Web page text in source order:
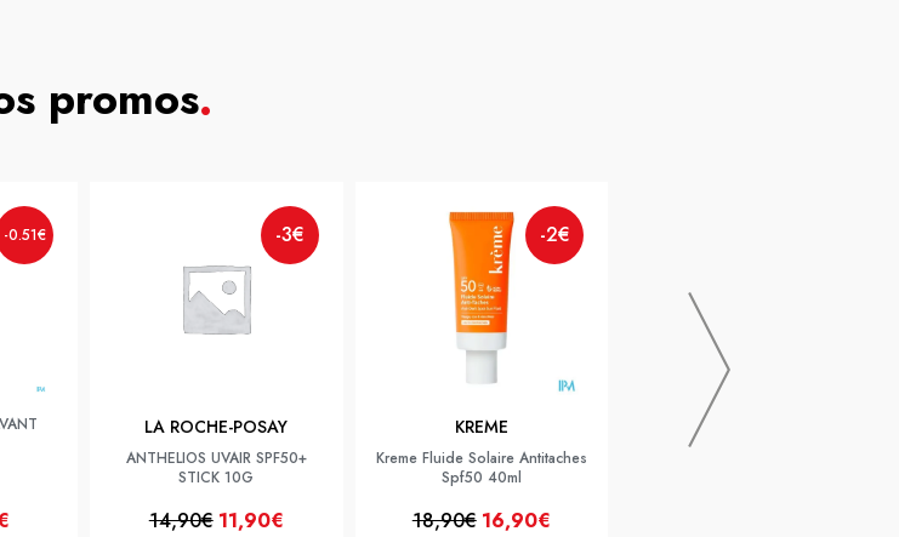
promos.
-0.51€ -3€
LA ROCHE-POSAY
ANTHELIOS UVAIR SPF50+
STICK 10G
14,90€ 11,90€
-2€
KREME
Kreme Fluide Solaire Antitaches
Spf50 40ml
18,90€ 16,90€